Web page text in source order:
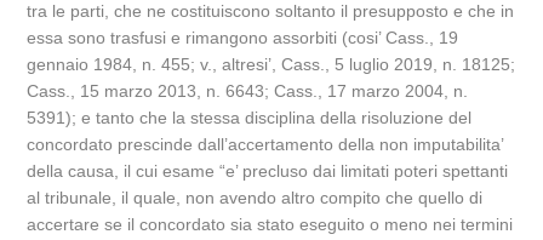
tra le parti, che ne costituiscono soltanto il presupposto e che in
essa sono trasfusi e rimangono assorbiti (cosi’ Cass., 19
gennaio 1984, n. 455; v., altresi’, Cass., 5 luglio 2019, n. 18125;
Cass., 15 marzo 2013, n. 6643; Cass., 17 marzo 2004, n.
5391); e tanto che la stessa disciplina della risoluzione del
concordato prescinde dall’accertamento della non imputabilita’
della causa, il cui esame “e’ precluso dai limitati poteri spettanti
al tribunale, il quale, non avendo altro compito che quello di
accertare se il concordato sia stato eseguito o meno nei termini